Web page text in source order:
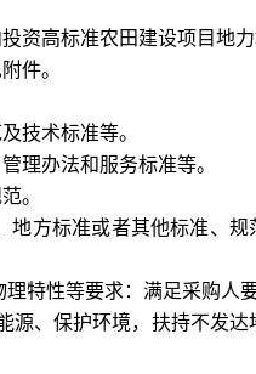
资高标准农田建设项目地
件。
技术标准等。
理办法和服务标准等。
。
地方标准或者其他标准、
特性等要求：满足采购人要
源、保护环境，扶持不发